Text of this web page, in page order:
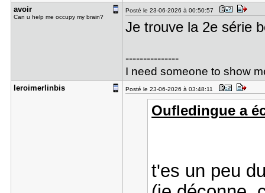
avoir
Can u help me occupy my brain?
Posté le 23-06-2026 à 00:50:57
Je trouve la 2e série
---------------
I need someone to show
leroimerli​nbis Posté le 23-06-2026 à 03:48:11
Oufledingue a
t'es un peu